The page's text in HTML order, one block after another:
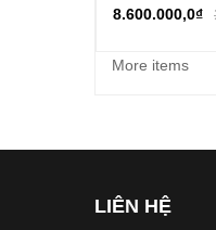
8.600.000,0₫
More items
LIÊN HỆ